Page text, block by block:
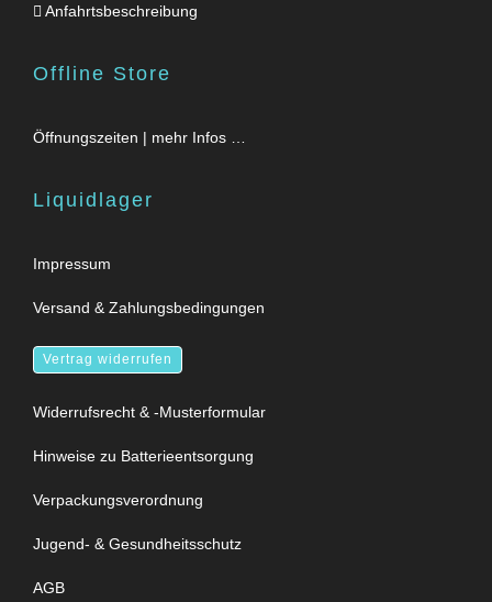
Anfahrtsbeschreibung
Offline Store
Öffnungszeiten | mehr Infos …
Liquidlager
Impressum
Versand & Zahlungsbedingungen
Vertrag widerrufen
Widerrufsrecht & -Musterformular
Hinweise zu Batterieentsorgung
Verpackungsverordnung
Jugend- & Gesundheitsschutz
AGB